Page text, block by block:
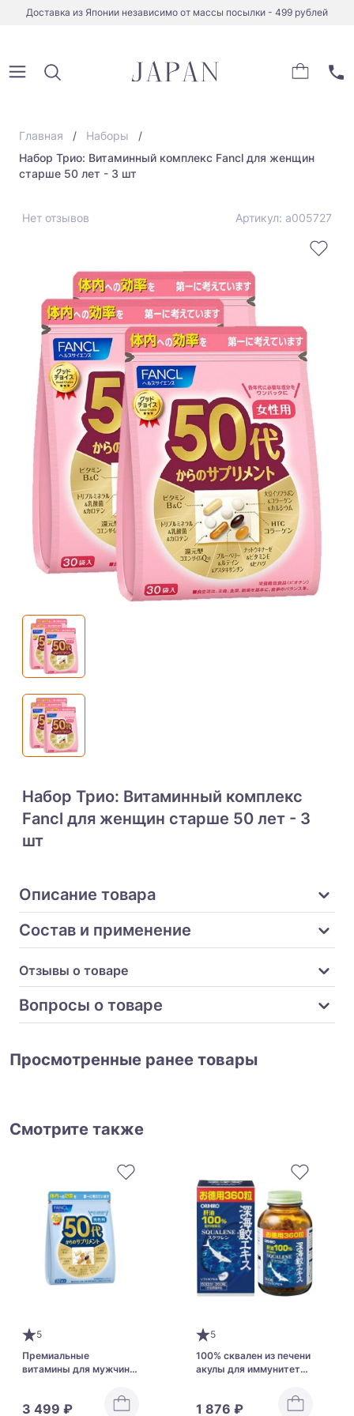
Доставка из Японии независимо от массы посылки - 499 рублей
Главная
Наборы
Набор Трио: Витаминный комплекс Fancl для женщин
старше 50 лет - 3 шт
Нет отзывов Артикул: a005727
Набор Трио: Витаминный комплекс
Fancl для женщин старше 50 лет - 3
шт
Описание товара
Состав и применение
Отзывы о товаре
Вопросы о товаре
Просмотренные ранее товары
Смотрите также
5
Премиальные
витамины для мужчин
3 499 ₽
5
100% сквален из печени
акулы для иммунитета
1 876 ₽